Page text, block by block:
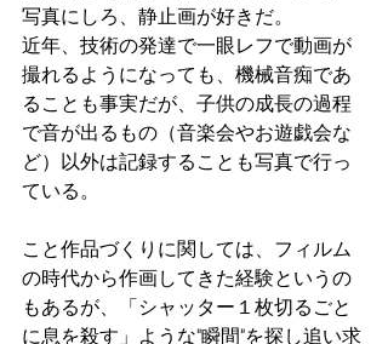
写真にしろ、静止画が好きだ。
近年、技術の発達で一眼レフで動画が
撮れるようになっても、機械音痴であ
ることも事実だが、子供の成長の過程
で音が出るもの（音楽会やお遊戯会な
ど）以外は記録することも写真で行っ
ている。
こと作品づくりに関しては、フィルム
の時代から作画してきた経験というの
もあるが、「シャッター１枚切るごと
に息を殺す」ような"瞬間"を探し追い求